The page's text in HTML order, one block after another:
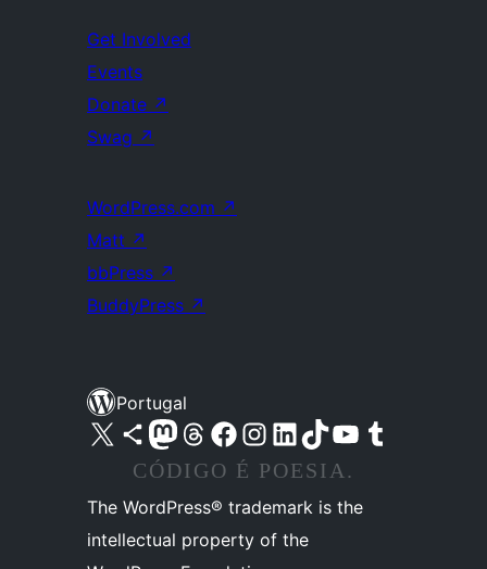
Get Involved
Events
Donate ↗
Swag ↗
WordPress.com ↗
Matt ↗
bbPress ↗
BuddyPress ↗
Portugal
Visite a nossa conta X (antigo Twitter)
Visit our Bluesky account
Visit our Mastodon account
Visit our Threads account
Visite a nossa página do Facebook
Visite a nossa conta no Instagram
Visite a nossa conta no LinkedIn
Visit our TikTok account
Visit our YouTube channel
Visit our Tumblr account
CÓDIGO É POESIA.
The WordPress® trademark is the
intellectual property of the